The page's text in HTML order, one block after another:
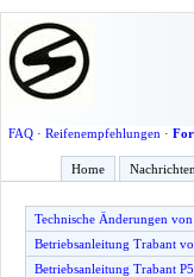
FAQ· Reifenempfehlungen ·
Home Nachrichten
Technische Änderungen
Betriebsanleitung Trabant
Betriebsanleitung Trabant